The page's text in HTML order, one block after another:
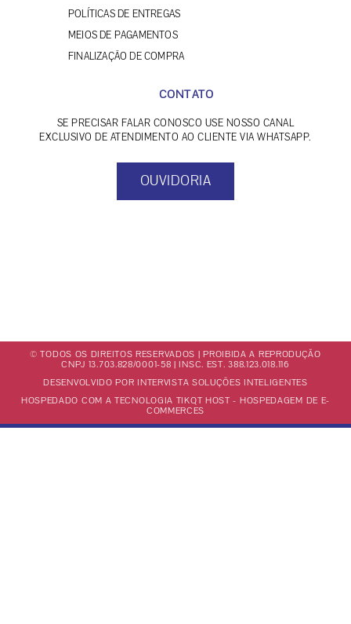
POLÍTICAS DE ENTREGAS
MEIOS DE PAGAMENTOS
FINALIZAÇÃO DE COMPRA
CONTATO
SE PRECISAR FALAR CONOSCO USE NOSSO CANAL
EXCLUSIVO DE ATENDIMENTO AO CLIENTE VIA WHATSAPP.
OUVIDORIA
© TODOS OS DIREITOS RESERVADOS | PROIBIDA A REPRODUÇÃO
CNPJ 13.703.828/0001-58 | INSC. EST. 388.123.018.116
DESENVOLVIDO POR INTERVISTA SOLUÇÕES INTELIGENTES
HOSPEDADO COM A TECNOLOGIA TIKQT HOST - HOSPEDAGEM DE E-
COMMERCES